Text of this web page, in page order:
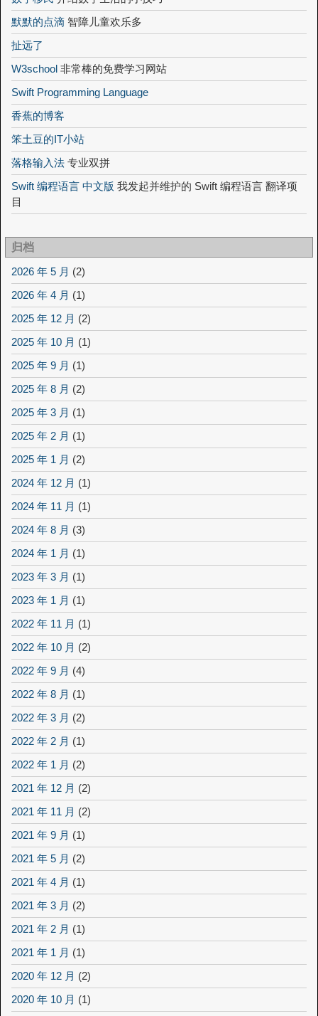
默默的点滴 智障儿童欢乐多
扯远了
W3school 非常棒的免费学习网站
Swift Programming Language
香蕉的博客
笨土豆的IT小站
落格输入法 专业双拼
Swift 编程语言 中文版 我发起并维护的 Swift 编程语言 翻译项
目
归档
2026 年 5 月 (2)
2026 年 4 月 (1)
2025 年 12 月 (2)
2025 年 10 月 (1)
2025 年 9 月 (1)
2025 年 8 月 (2)
2025 年 3 月 (1)
2025 年 2 月 (1)
2025 年 1 月 (2)
2024 年 12 月 (1)
2024 年 11 月 (1)
2024 年 8 月 (3)
2024 年 1 月 (1)
2023 年 3 月 (1)
2023 年 1 月 (1)
2022 年 11 月 (1)
2022 年 10 月 (2)
2022 年 9 月 (4)
2022 年 8 月 (1)
2022 年 3 月 (2)
2022 年 2 月 (1)
2022 年 1 月 (2)
2021 年 12 月 (2)
2021 年 11 月 (2)
2021 年 9 月 (1)
2021 年 5 月 (2)
2021 年 4 月 (1)
2021 年 3 月 (2)
2021 年 2 月 (1)
2021 年 1 月 (1)
2020 年 12 月 (2)
2020 年 10 月 (1)